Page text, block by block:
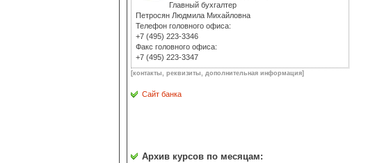
Главный бухгалтер
Петросян Людмила Михайловна
Телефон головного офиса:
+7 (495) 223-3346
Факс головного офиса:
+7 (495) 223-3347
[контакты, реквизиты, дополнительная информация]
Сайт банка
Архив курсов по месяцам: